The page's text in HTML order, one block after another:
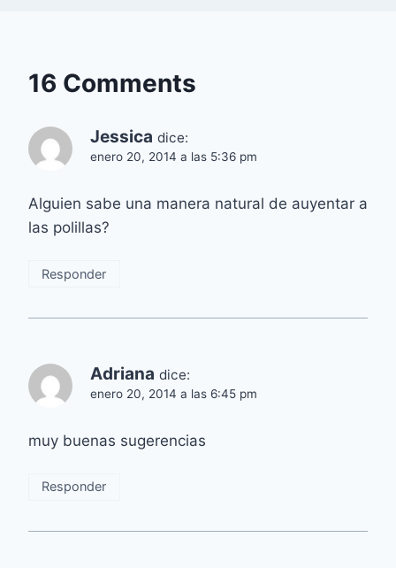
16 Comments
Jessica dice:
enero 20, 2014 a las 5:36 pm
Alguien sabe una manera natural de auyentar a
las polillas?
Responder
Adriana dice:
enero 20, 2014 a las 6:45 pm
muy buenas sugerencias
Responder